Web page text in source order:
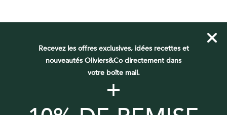
Recevez les offres exclusives, idées recettes et
nouveautés Oliviers&Co directement dans
votre boîte mail.
+